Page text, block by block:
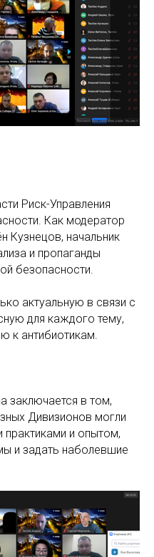
Риск-Управления
Как модератор
Кузнецов, начальник
и пропаганды
безопасности.
актуальную в связи с
для каждого тему,
к антибиотикам.
заключается в том,
Дивизионов могли
и опытом,
и задать наболевшие